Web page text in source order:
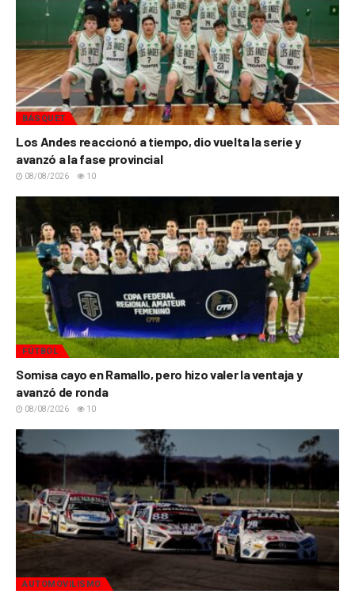
BÁSQUET
Los Andes reaccionó a tiempo, dio vuelta la serie y
avanzó a la fase provincial
08/08/2026 10
FÚTBOL
Somisa cayo en Ramallo, pero hizo valer la ventaja y
avanzó de ronda
08/08/2026 10
AUTOMOVILISMO